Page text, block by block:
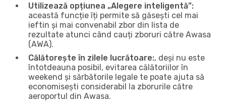
Utilizează opțiunea „Alegere inteligentă”:
această funcție îți permite să găsești cel mai
ieftin și mai convenabil zbor din lista de
rezultate atunci când cauți zboruri către Awasa
(AWA).
Călătorește în zilele lucrătoare:, deși nu este
întotdeauna posibil, evitarea călătoriilor în
weekend și sărbătorile legale te poate ajuta să
economisești considerabil la zborurile către
aeroportul din Awasa.